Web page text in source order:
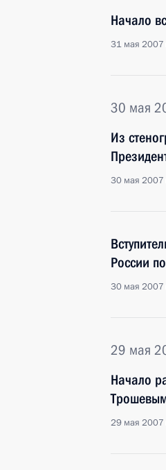
Начало
31 мая 2007
30 мая
Из
30 мая 2007
России
30 мая 2007
29 мая
Начало
29 мая 2007